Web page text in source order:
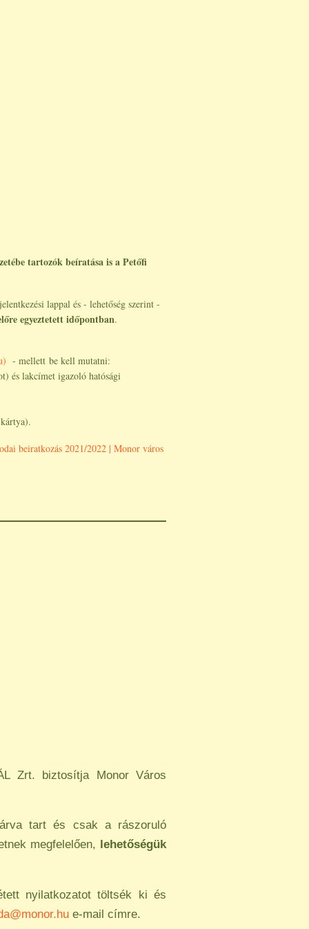
tartozók beíratása is a Petőfi
lappal és - lehetőség szerint -
egyeztetett időpontban.
- mellett be kell mutatni:
és lakcímet igazoló hatósági
beiratkozás 2021/2022 | Monor város
Zrt. biztosítja Monor Város
tart és csak a rászoruló
megfelelően, lehetőségük
nyilatkozatot töltsék ki és
e-mail címre.